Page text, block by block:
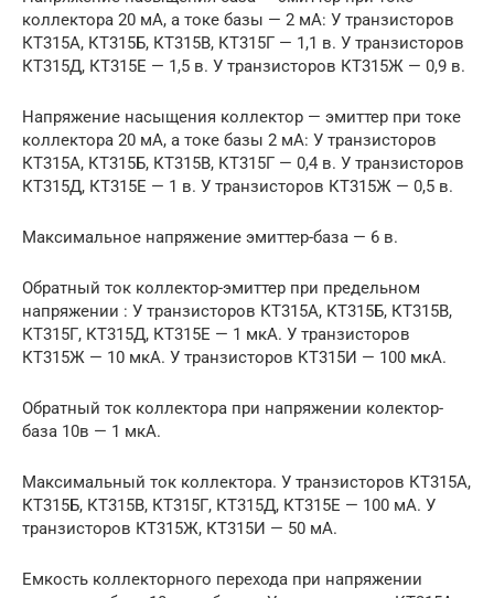
коллектора 20 мА, а токе базы — 2 мА: У транзисторов
КТ315А, КТ315Б, КТ315В, КТ315Г — 1,1 в. У транзисторов
КТ315Д, КТ315Е — 1,5 в. У транзисторов КТ315Ж — 0,9 в.
Напряжение насыщения коллектор — эмиттер при токе
коллектора 20 мА, а токе базы 2 мА: У транзисторов
КТ315А, КТ315Б, КТ315В, КТ315Г — 0,4 в. У транзисторов
КТ315Д, КТ315Е — 1 в. У транзисторов КТ315Ж — 0,5 в.
Максимальное напряжение эмиттер-база — 6 в.
Обратный ток коллектор-эмиттер при предельном
напряжении : У транзисторов КТ315А, КТ315Б, КТ315В,
КТ315Г, КТ315Д, КТ315Е — 1 мкА. У транзисторов
КТ315Ж — 10 мкА. У транзисторов КТ315И — 100 мкА.
Обратный ток коллектора при напряжении колектор-
база 10в — 1 мкА.
Максимальный ток коллектора. У транзисторов КТ315А,
КТ315Б, КТ315В, КТ315Г, КТ315Д, КТ315Е — 100 мА. У
транзисторов КТ315Ж, КТ315И — 50 мА.
Емкость коллекторного перехода при напряжении